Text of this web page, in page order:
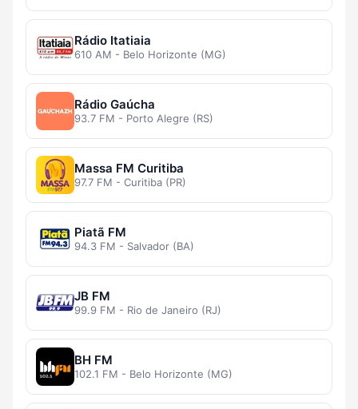
Rádio Itatiaia
610 AM - Belo Horizonte (MG)
Rádio Gaúcha
93.7 FM - Porto Alegre (RS)
Massa FM Curitiba
97.7 FM - Curitiba (PR)
Piatã FM
94.3 FM - Salvador (BA)
JB FM
99.9 FM - Rio de Janeiro (RJ)
BH FM
102.1 FM - Belo Horizonte (MG)